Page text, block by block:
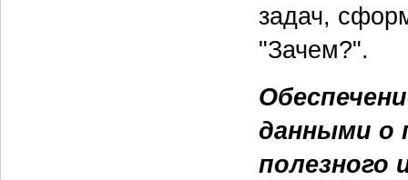
задач,
"Зачем?".
данными о
полезного